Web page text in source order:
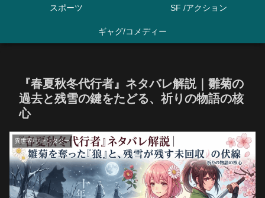
スポーツ SF /アクション
ギャグ/コメディー
『春夏秋冬代行者』ネタバレ解説｜雛菊の
過去と残雪の鍵をたどる、祈りの物語の核
心
異世界/ファンタジー